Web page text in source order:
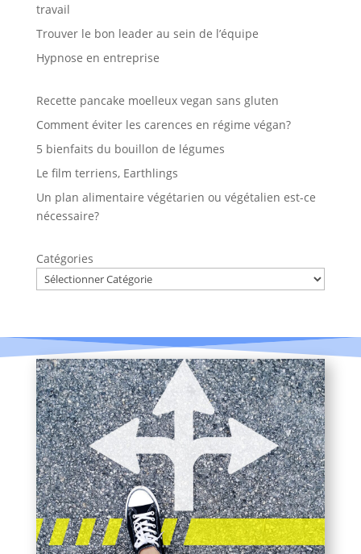
travail
Trouver le bon leader au sein de l’équipe
Hypnose en entreprise
Recette pancake moelleux vegan sans gluten
Comment éviter les carences en régime végan?
5 bienfaits du bouillon de légumes
Le film terriens, Earthlings
Un plan alimentaire végétarien ou végétalien est-ce
nécessaire?
Catégories